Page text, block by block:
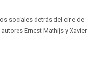
sociales detrás del cine de
Ernest Mathijs y Xavier